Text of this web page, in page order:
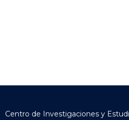
Centro de Investigaciones y